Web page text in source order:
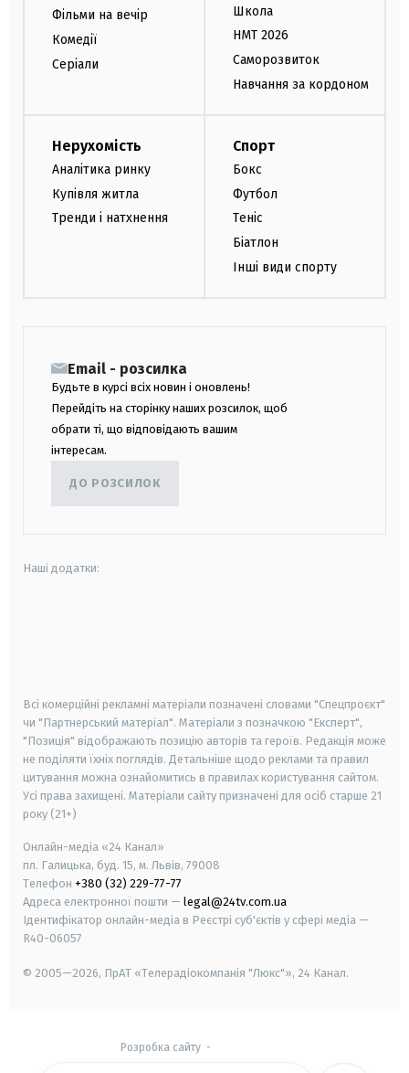
Фільми на вечір
Комедії
Серіали
Школа
НМТ 2026
Саморозвиток
Навчання за кордоном
Нерухомість
Аналітика ринку
Купівля житла
Тренди і натхнення
Спорт
Бокс
Футбол
Теніс
Біатлон
Інші види спорту
Email - розсилка
Будьте в курсі всіх новин і оновлень!
Перейдіть на сторінку наших розсилок, щоб
обрати ті, що відповідають вашим
інтересам.
ДО РОЗСИЛОК
Наші додатки:
Всі комерційні рекламні матеріали позначені словами "Спецпроєкт"
чи "Партнерський матеріал". Матеріали з позначкою "Експерт",
"Позиція" відображають позицію авторів та героїв. Редакція може
не поділяти їхніх поглядів. Детальніше щодо реклами та правил
цитування можна ознайомитись в правилах користування сайтом.
Усі права захищені. Матеріали сайту призначені для осіб старше 21
року (21+)
Онлайн-медіа «24 Канал»
пл. Галицька, буд. 15, м. Львів, 79008
Телефон +380 (32) 229-77-77
Адреса електронної пошти — legal@24tv.com.ua
Ідентифікатор онлайн-медіа в Реєстрі суб'єктів у сфері медіа —
R40-06057
© 2005—2026, ПрАТ «Телерадіокомпанія "Люкс"», 24 Канал.
Розробка сайту-